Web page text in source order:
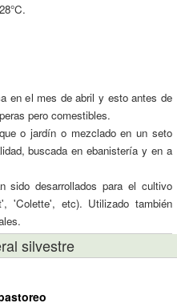
en el mes de abril y esto antes de
pero comestibles.
o jardín o mezclado en un seto
buscada en ebanistería y en a
sido desarrollados para el cultivo
'Colette', etc). Utilizado también
silvestre